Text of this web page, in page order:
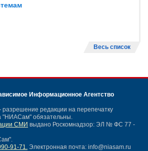
Весь список
Информационное Агентство
редакции на перепечатку
"НИАСам" обязательны.
СМИ выдано Роскомнадзор: ЭЛ № ФС 77 -
91-71. Электронная почта: info@niasam.ru